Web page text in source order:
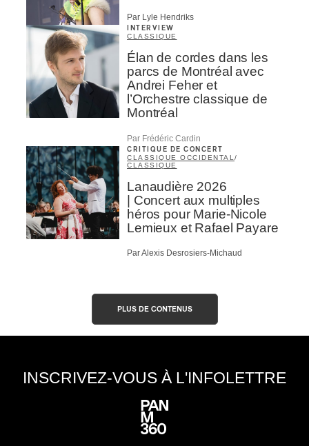
Par Lyle Hendriks
INTERVIEW
CLASSIQUE
Élan de cordes dans les
parcs de Montréal avec
Andrei Feher et
l’Orchestre classique de
Montréal
Par Frédéric Cardin
CRITIQUE DE CONCERT
CLASSIQUE OCCIDENTAL /
CLASSIQUE
Lanaudière 2026
| Concert aux multiples
héros pour Marie-Nicole
Lemieux et Rafael Payare
Par Alexis Desrosiers-Michaud
PLUS DE CONTENUS
INSCRIVEZ-VOUS À L'INFOLETTRE